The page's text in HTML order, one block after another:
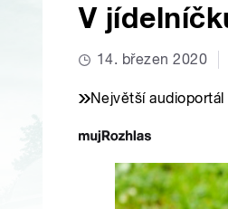
V
14. březen 2020
Největší